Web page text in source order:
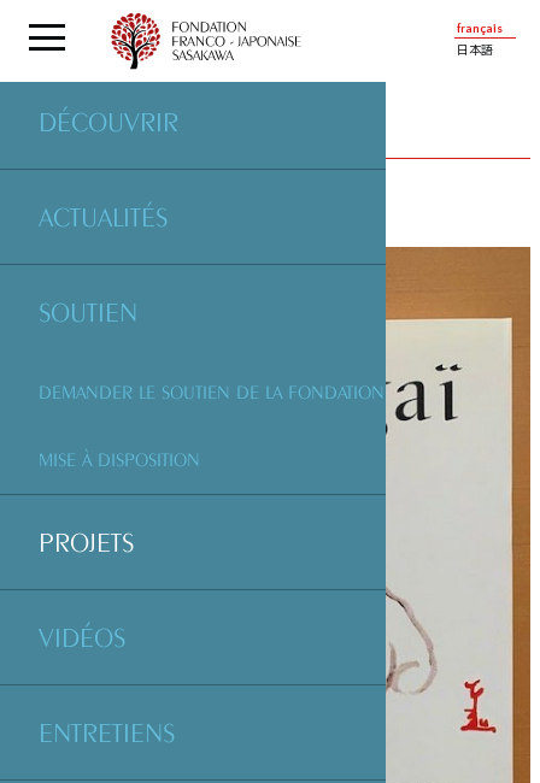
français
日本語
DÉCOUVRIR
ACTUALITÉS
SOUTIEN
DEMANDER LE SOUTIEN DE LA FONDATION
MISE À DISPOSITION
PROJETS
VIDÉOS
ENTRETIENS
PROJETSSOUTENUS PAR LA FONDATION